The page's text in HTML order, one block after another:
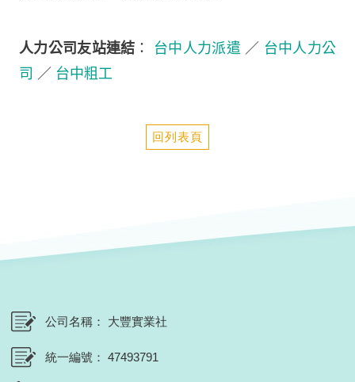
人力公司友站連結 ： 台中人力派遣 ／ 台中人力公
司 ／ 台中粗工
回列表頁
公司名稱 大豐實業社
統一編號 47493791